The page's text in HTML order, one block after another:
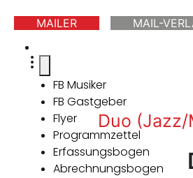
MAILER MAIL-
FB Musiker
FB Gastgeber
Flyer
Programmzettel
Erfassungsbogen
Abrechnungsbogen
Duo